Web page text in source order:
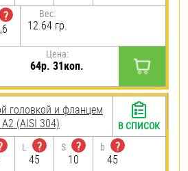
?
Вес:
12.64 гр.
Цена:
64р. 31коп.
головкой и фланцем
(AISI 304)
L
?
45
S
?
10
b
?
45
В СПИСОК